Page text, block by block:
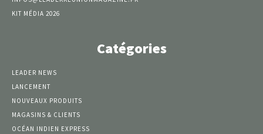
KIT MÉDIA 2026
Catégories
LEADER NEWS
LANCEMENT
NOUVEAUX PRODUITS
MAGASINS & CLIENTS
OCÉAN INDIEN EXPRESS